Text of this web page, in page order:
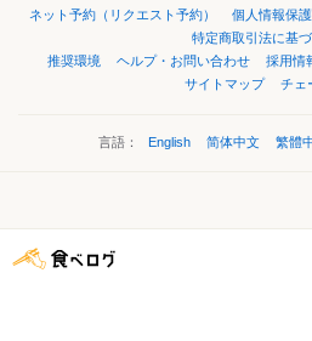
ネット予約（リクエスト予約）
個人情報保
特定商取引法に基
推奨環境
ヘルプ・お問い合わせ 採用情
サイトマップ
チェ
言語： English 简体中文 繁體